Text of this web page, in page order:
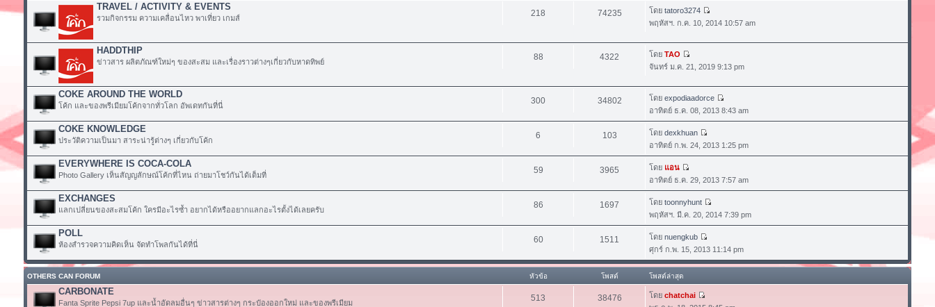
TRAVEL / ACTIVITY & EVENTS
รวมกิจกรรม ความเคลื่อนไหว พาเที่ยว เกมส์ 218 74235 โดย tatoro3274
พฤหัสฯ. ก.ค. 10, 2014 10:57 am
HADDTHIP
ข่าวสาร ผลิตภัณฑ์ใหม่ๆ ของสะสม และเรื่องราวต่างๆเกี่ยวกับหาดทิพย์ 88 4322 โดย TAO
จันทร์ ม.ค. 21, 2019 9:13 pm
COKE AROUND THE WORLD
โค้ก และของพรีเมียมโค้กจากทั่วโลก อัพเดทกันที่นี่ 300 34802 โดย expodiaadorce
อาทิตย์ ธ.ค. 08, 2013 8:43 am
COKE KNOWLEDGE
ประวัติความเป็นมา สาระน่ารู้ต่างๆ เกี่ยวกับโค้ก 6 103 โดย dexkhuan
อาทิตย์ ก.พ. 24, 2013 1:25 pm
EVERYWHERE IS COCA-COLA
Photo Gallery เห็นสัญญลักษณ์โค้กที่ไหน ถ่ายมาโชว์กันได้เต็มที่ 59 3965 โดย แอน
อาทิตย์ ธ.ค. 29, 2013 7:57 am
EXCHANGES
แลกเปลี่ยนของสะสมโค้ก ใครมีอะไรซ้ำ อยากได้หรืออยากแลกอะไรตั้งได้เลยครับ 86 1697 โดย toonnyhunt
พฤหัสฯ. มี.ค. 20, 2014 7:39 pm
POLL
ห้องสำรวจความคิดเห็น จัดทำโพลกันได้ที่นี่ 60 1511 โดย nuengkub
ศุกร์ ก.พ. 15, 2013 11:14 pm
OTHERS CAN FORUM หัวข้อ โพสต์ โพสต์ล่าสุด
CARBONATE
Fanta Sprite Pepsi 7up และน้ำอัดลมอื่นๆ ข่าวสารต่างๆ กระป๋องออกใหม่ และของพรีเมียม 513 38476 โดย chatchai